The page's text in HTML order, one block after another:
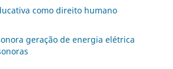
como direito humano
geração de energia elétrica